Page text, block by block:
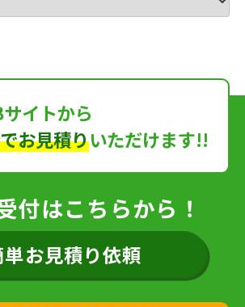
イトから
お見積りいただけます!!
付はこちらから！
単お見積り依頼